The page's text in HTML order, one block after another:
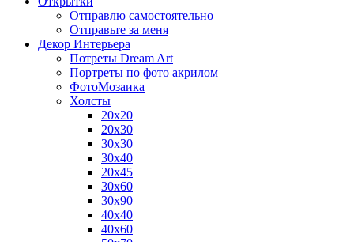
Отправлю самостоятельно
Отправьте за меня
Декор Интерьера
Потреты Dream Art
Портреты по фото акрилом
ФотоМозаика
Холсты
20х20
20х30
30х30
30х40
20х45
30х60
30х90
40х40
40х60